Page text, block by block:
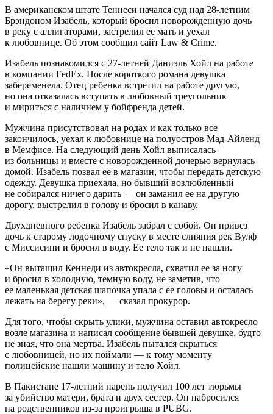
В американском штате Теннеси начался суд над 28-летним
Брэндоном Изабель, который бросил новорожденную дочь
в реку с аллигаторами, застрелил ее мать и уехал
к любовнице. Об этом сообщил сайт Law & Crime.
Изабель познакомился с 27-летней Даниэль Хойл на работе
в компании FedEx. После короткого романа девушка
забеременела. Отец ребенка встретил на работе другую,
но она отказалась вступать в любовный треугольник
и мириться с наличием у бойфренда детей.
Мужчина присутствовал на родах и как только все
закончилось, уехал к любовнице на полуостров Мад-Айленд
в Мемфисе. На следующий день Хойл выписалась
из больницы и вместе с новорожденной дочерью вернулась
домой. Изабель позвал ее в магазин, чтобы передать детскую
одежду. Девушка приехала, но бывший возлюбленный
не собирался ничего дарить — он заманил ее на другую
дорогу, выстрелил в голову и бросил в канаву.
Двухдневного ребенка Изабель забрал с собой. Он привез
дочь к старому лодочному спуску в месте слияния рек Вулф
с Миссисипи и бросил в воду. Ее тело так и не нашли.
«Он вытащил Кеннеди из автокресла, схватил ее за ногу
и бросил в холодную, темную воду, не заметив, что
ее маленькая детская шапочка упала с ее головы и осталась
лежать на берегу реки», — сказал прокурор.
Для того, чтобы скрыть улики, мужчина оставил автокресло
возле магазина и написал сообщение бывшей девушке, будто
не зная, что она мертва. Изабель пытался скрыться
с любовницей, но их поймали — к тому моменту
полицейские нашли машину и тело Хойл.
В Пакистане 17-летний парень получил 100 лет тюрьмы
за убийство матери, брата и двух сестер. Он набросился
на родственников из-за проигрыша в PUBG.